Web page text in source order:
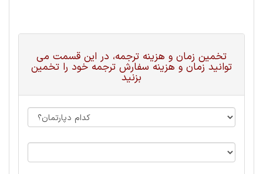
تخمین زمان و هزینه ترجمه، در این قسمت می
توانید زمان و هزینه سفارش ترجمه خود را تخمین
بزنید